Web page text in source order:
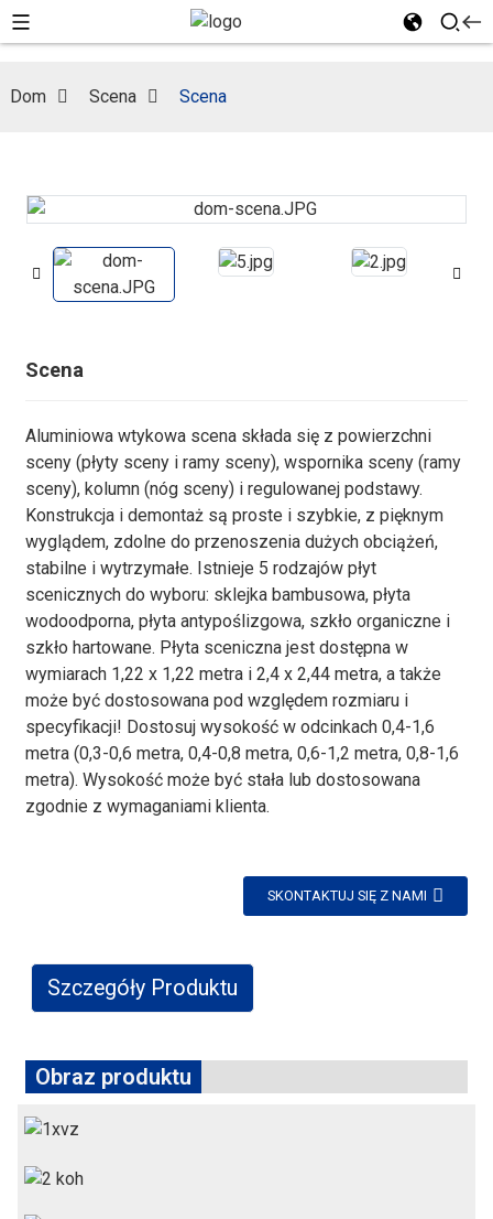
Dom Scena Scena
Scena
Aluminiowa wtykowa scena składa się z powierzchni
sceny (płyty sceny i ramy sceny), wspornika sceny (ramy
sceny), kolumn (nóg sceny) i regulowanej podstawy.
Konstrukcja i demontaż są proste i szybkie, z pięknym
wyglądem, zdolne do przenoszenia dużych obciążeń,
stabilne i wytrzymałe. Istnieje 5 rodzajów płyt
scenicznych do wyboru: sklejka bambusowa, płyta
wodoodporna, płyta antypoślizgowa, szkło organiczne i
szkło hartowane. Płyta sceniczna jest dostępna w
wymiarach 1,22 x 1,22 metra i 2,4 x 2,44 metra, a także
może być dostosowana pod względem rozmiaru i
specyfikacji! Dostosuj wysokość w odcinkach 0,4-1,6
metra (0,3-0,6 metra, 0,4-0,8 metra, 0,6-1,2 metra, 0,8-1,6
metra). Wysokość może być stała lub dostosowana
zgodnie z wymaganiami klienta.
SKONTAKTUJ SIĘ Z NAMI
Szczegóły Produktu
Obraz produktu